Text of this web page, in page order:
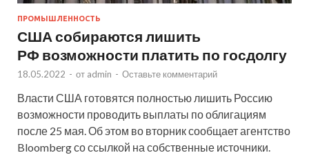
ПРОМЫШЛЕННОСТЬ
США собираются лишить
РФ возможности платить по госдолгу
18.05.2022 - от admin - Оставьте комментарий
Власти США готовятся полностью лишить Россию
возможности проводить выплаты по облигациям
после 25 мая. Об этом во вторник сообщает агентство
Bloomberg со ссылкой на собственные источники.